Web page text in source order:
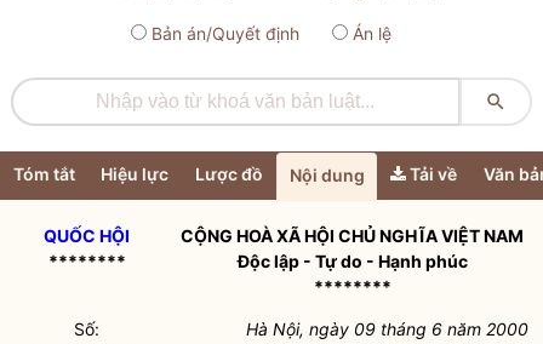
Bản án/Quyết định Án lệ

Tóm tắt Hiệu lực Lược đồ Nội dung Tải về Văn
QUỐC HỘI
********
CỘNG HOÀ XÃ HỘI CHỦ NGHĨA VIỆT NAM
Độc lập - Tự do - Hạnh phúc
********
Số:
Hà Nội, ngày 09 tháng 6 năm 2000